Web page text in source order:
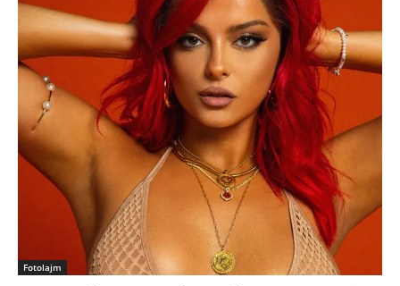
Fotolajm